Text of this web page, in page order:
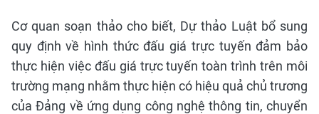
Cơ quan soạn thảo cho biết, Dự thảo Luật bổ sung
quy định về hình thức đấu giá trực tuyến đảm bảo
thực hiện việc đấu giá trực tuyến toàn trình trên môi
trường mạng nhằm thực hiện có hiệu quả chủ trương
của Đảng về ứng dụng công nghệ thông tin, chuyển